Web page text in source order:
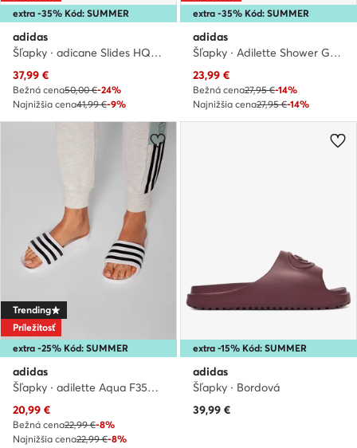
extra -35% Kód: SUMMER
adidas
Šľapky · adicane Slides HQ9915 · Čierna
Aktuálna cena
37,99 €
Bežná cena50,00 €-24%
Najnižšia cena41,99 €-9%
extra -35% Kód: SUMMER
adidas
Šľapky · Adilette Shower GZ3772 · Čierna
Aktuálna cena
23,99 €
Bežná cena27,95 €-14%
Najnižšia cena27,95 €-14%
extra -25% Kód: SUMMER
Trending
Príležitosť
adidas
Šľapky · adilette Aqua F35539 · Biela
Aktuálna cena
20,99 €
Bežná cena22,99 €-8%
Najnižšia cena22,99 €-8%
extra -15% Kód: SUMMER
adidas
Šľapky · Bordová
39,99 €